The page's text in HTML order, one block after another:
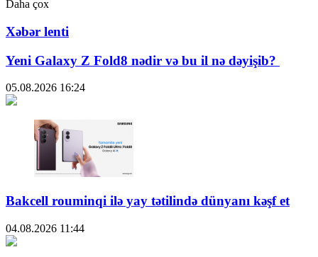
Daha çox
Xəbər lenti
Yeni Galaxy Z Fold8 nədir və bu il nə dəyişib?
05.08.2026 16:24
Bakcell rouminqi ilə yay tətilində dünyanı kəşf et
04.08.2026 11:44